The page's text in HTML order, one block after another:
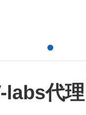
labs代理